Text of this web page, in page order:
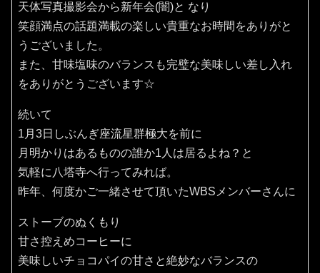
天体写真撮影会から新年会(闇)と なり
笑顔満点の話題満載の楽しい貴重なお時間をありがと
うございました。
また、甘味塩味のバランスも完璧な美味しい差し入れ
をありがとうございます☆
続いて
1月3日しぶんぎ座流星群極大を前に
月明かりはあるものの誰か1人は居るよね？と
気軽に八塔寺へ行ってみれば。
昨年、何度かご一緒させて頂いたWBSメンバーさんに
ストーブのぬくもり
甘さ控えめコーヒーに
美味しいチョコパイの甘さと絶妙なバランスの